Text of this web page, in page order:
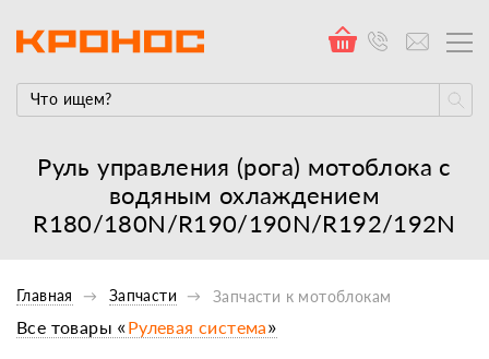
Руль управления (рога) мотоблока с
водяным охлаждением
R180/180N/R190/190N/R192/192N
Главная Запчасти Запчасти к мотоблокам
Все товары «Рулевая система»